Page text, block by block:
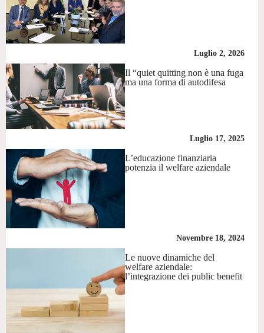
Luglio 2, 2026
Il “quiet quitting non è una fuga
ma una forma di autodifesa
Luglio 17, 2025
L’educazione finanziaria
potenzia il welfare aziendale
Novembre 18, 2024
Le nuove dinamiche del
welfare aziendale:
l’integrazione dei public benefit